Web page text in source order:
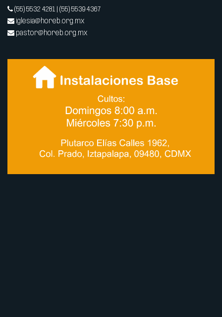
(55) 5532 4281 | (55) 5539 4367
iglesia@horeb.org.mx
pastor@horeb.org.mx